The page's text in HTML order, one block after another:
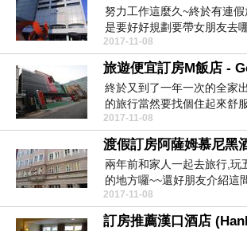
努力工作這麼久~終於有連
是要好好規劃要帶女朋友去
不快帶親愛的...
2017-11-08
終於又到了一年一次的全家
的旅行當然要找個住起來舒
興對吧~~所...
2017-11-08
兩年前和家人一起去旅行,玩
的地方囉~~還好朋友介紹這
(Asam...
2017-11-08